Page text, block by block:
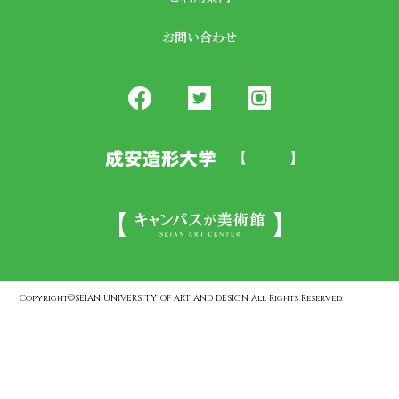
お問い合わせ
Copyright©SEIAN UNIVERSITY OF ART AND DESIGN All Rights Reserved.